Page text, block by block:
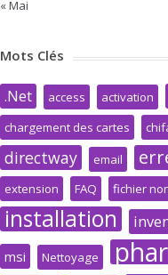
« Mai
Mots Clés
.Net access activation
chargement des cartes
directway email
extension FAQ fichier
installation
msi Nettoyage